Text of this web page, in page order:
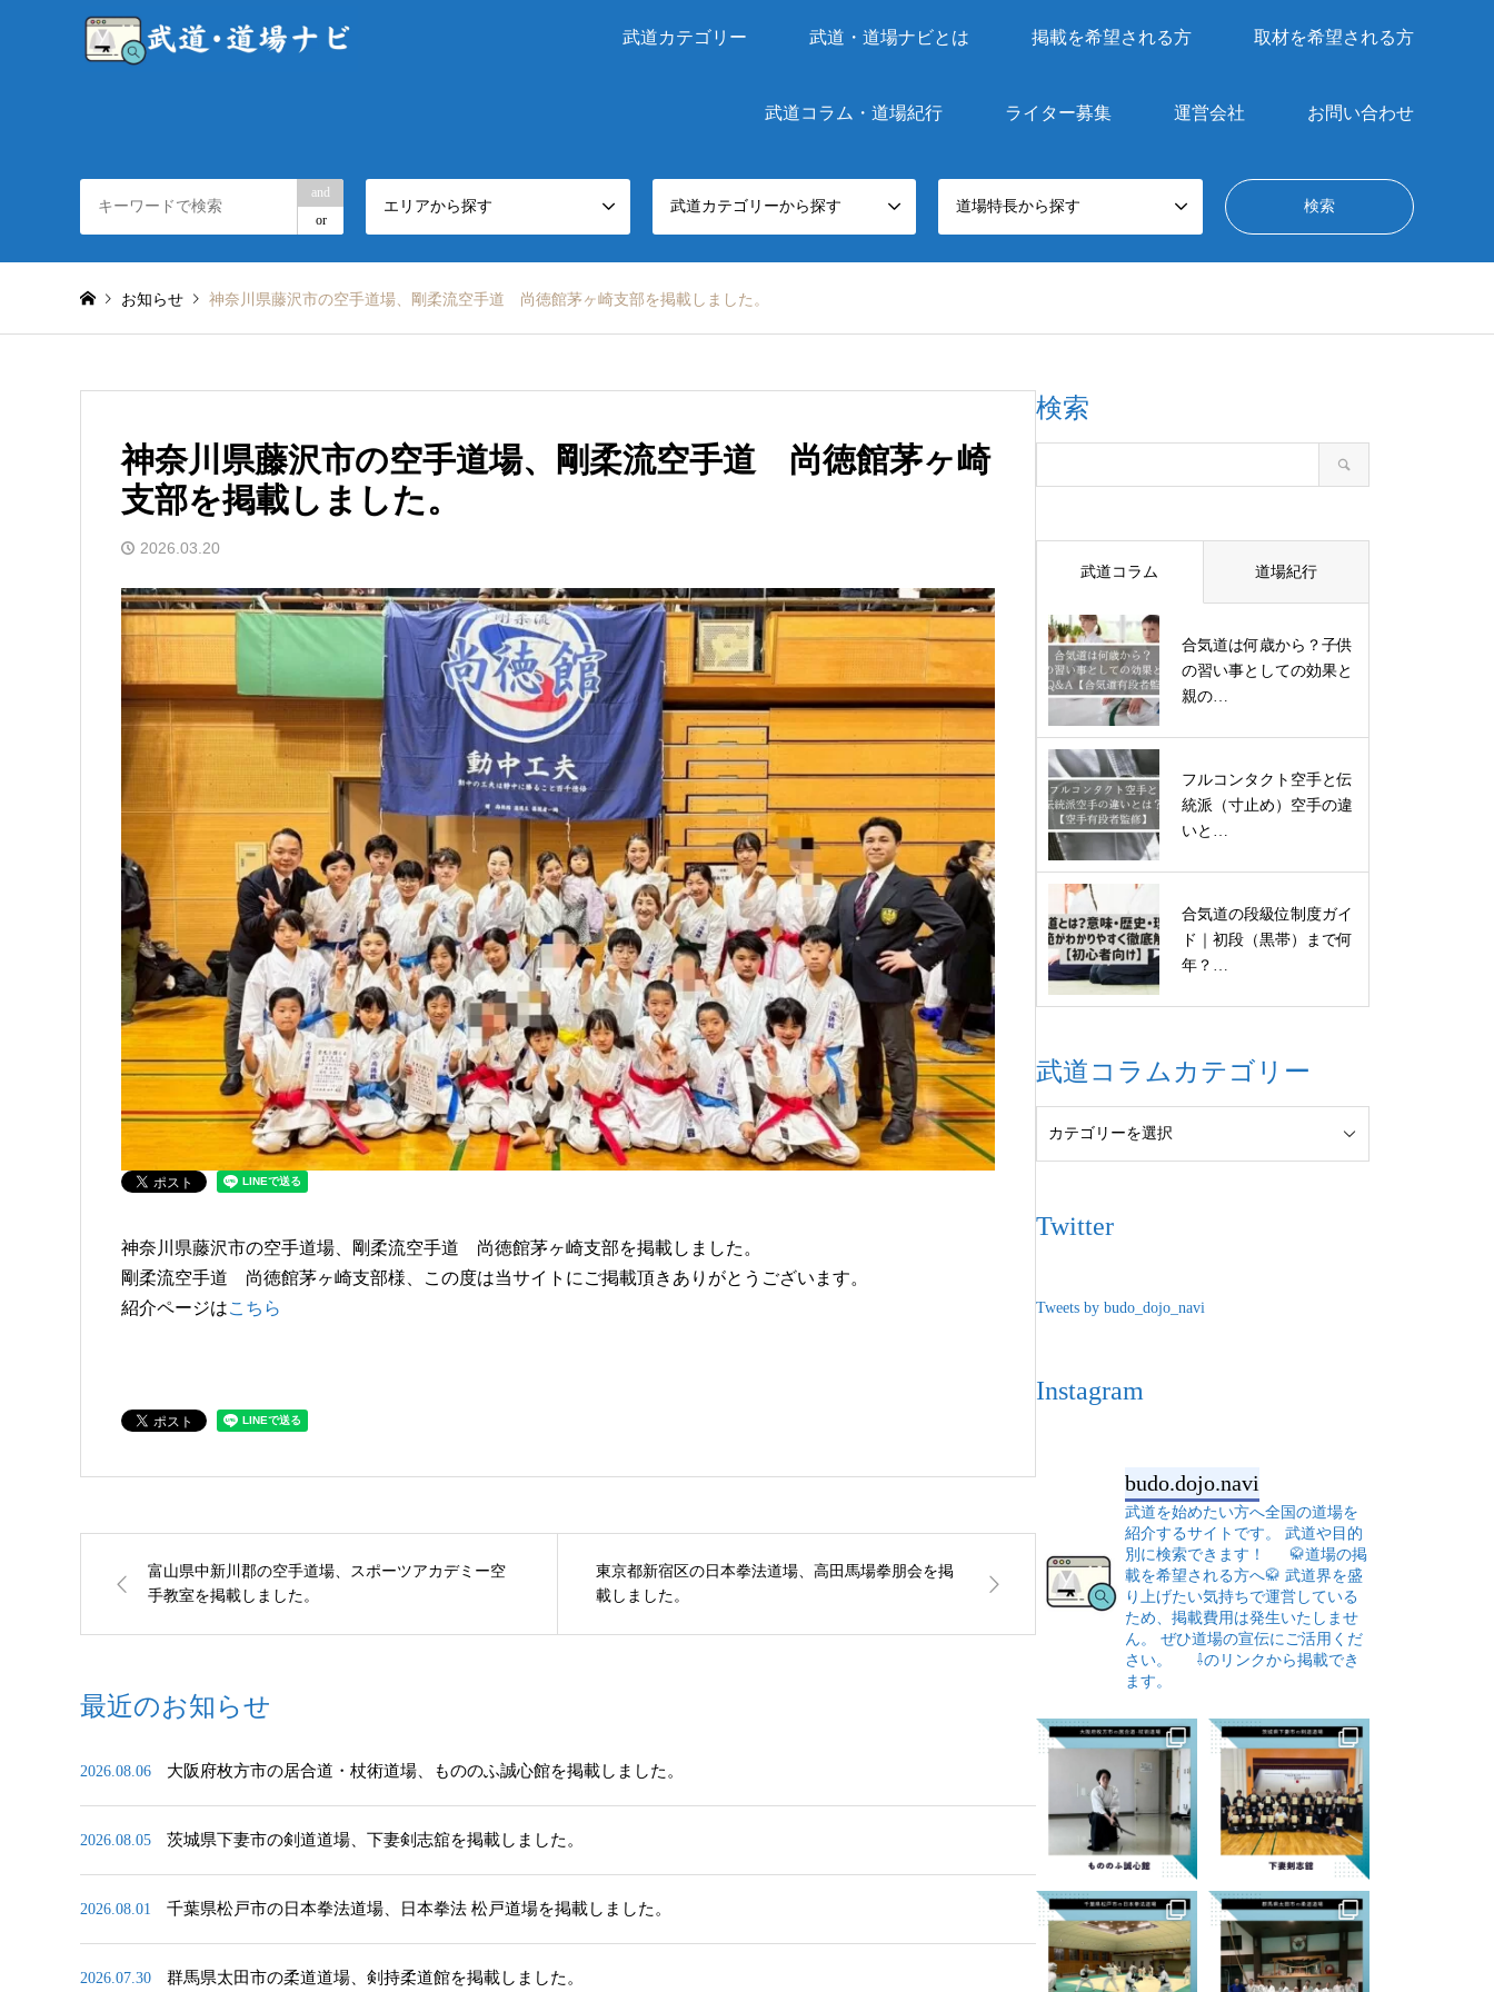
武道カテゴリー 武道・道場ナビとは 掲載を希望される方 取材を希望される方
武道コラム・道場紀行 ライター募集 運営会社 お問い合わせ
and
or
エリアから探す 武道カテゴリーから探す 道場特長から探す
お知らせ 神奈川県藤沢市の空手道場、剛柔流空手道 尚徳館茅ヶ崎支部を掲載しました。
神奈川県藤沢市の空手道場、剛柔流空手道 尚徳館茅ヶ崎
支部を掲載しました。
2026.03.20
神奈川県藤沢市の空手道場、剛柔流空手道 尚徳館茅ヶ崎支部を掲載しました。
剛柔流空手道 尚徳館茅ヶ崎支部様、この度は当サイトにご掲載頂きありがとうございます。
紹介ページはこちら
富山県中新川郡の空手道場、スポーツアカデミー空
手教室を掲載しました。
東京都新宿区の日本拳法道場、高田馬場拳朋会を掲
載しました。
最近のお知らせ
2026.08.06 大阪府枚方市の居合道・杖術道場、もののふ誠心館を掲載しました。
2026.08.05 茨城県下妻市の剣道道場、下妻剣志舘を掲載しました。
2026.08.01 千葉県松戸市の日本拳法道場、日本拳法 松戸道場を掲載しました。
2026.07.30 群馬県太田市の柔道道場、剣持柔道館を掲載しました。
検索
武道コラム 道場紀行
合気道は何歳から？子供
の習い事としての効果と
親の…
フルコンタクト空手と伝
統派（寸止め）空手の違
いと…
合気道の段級位制度ガイ
ド｜初段（黒帯）まで何
年？…
武道コラムカテゴリー
Twitter
Tweets by budo_dojo_navi
Instagram
budo.dojo.navi
武道を始めたい方へ全国の道場を
紹介するサイトです。
武道や目的
別に検索できます！
🥋道場の掲
載を希望される方へ🥋 武道界を盛
り上げたい気持ちで運営している
ため、掲載費用は発生いたしませ
ん。
ぜひ道場の宣伝にご活用くだ
さい。
⇩のリンクから掲載でき
ます。